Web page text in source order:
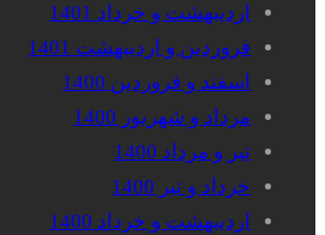
اردیبهشت و خرداد 1401
فروردین و اردیبهشت 1401
اسفند و فروردین 1400
مرداد و شهریور 1400
تیر و مرداد 1400
خرداد و تیر 1400
اردیبهشت و خرداد 1400